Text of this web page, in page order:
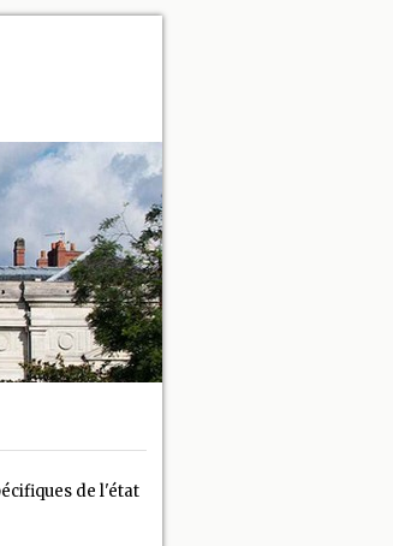
de l'état